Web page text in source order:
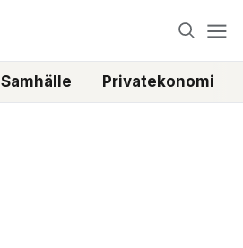
Samhälle Privatekonomi